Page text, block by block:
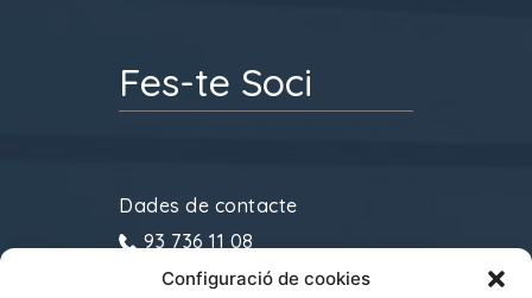
Configuració de cookies
Fes-te Soci
Dades de contacte
93 736 11 08
gremitransports@cecot.org